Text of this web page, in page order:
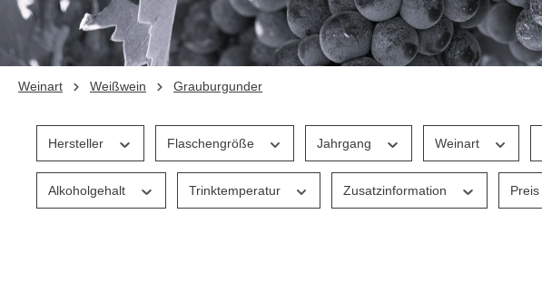
Weinart Weißwein Grauburgunder
Hersteller Flaschengröße Jahrgang Weinart
Alkoholgehalt Trinktemperatur Zusatzinformation Preis